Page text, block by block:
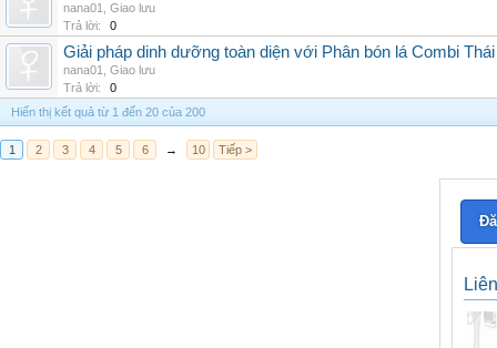
nana01
Giao lưu
Trả lời:
0
Giải pháp dinh dưỡng toàn diện với Phân bón lá Combi Thái
nana01
Giao lưu
Trả lời:
0
Hiển thị kết quả từ 1 đến 20 của 200
1 2 3 4 5 6 → 10 Tiếp >